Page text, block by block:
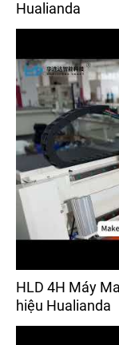
Hualianda
HLD 4H Máy
hiệu Hualianda